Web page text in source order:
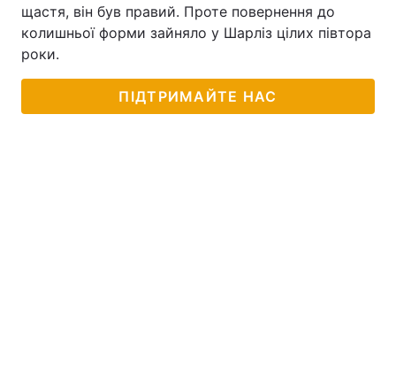
щастя, він був правий. Проте повернення до
колишньої форми зайняло у Шарліз цілих півтора
роки.
ПІДТРИМАЙТЕ НАС